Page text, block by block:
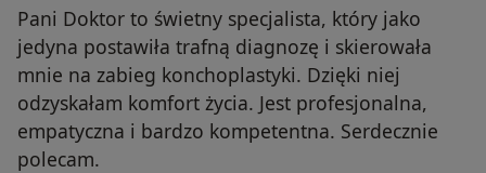
Pani Doktor to świetny specjalista, który jako
jedyna postawiła trafną diagnozę i skierowała
mnie na zabieg konchoplastyki. Dzięki niej
odzyskałam komfort życia. Jest profesjonalna,
empatyczna i bardzo kompetentna. Serdecznie
polecam.